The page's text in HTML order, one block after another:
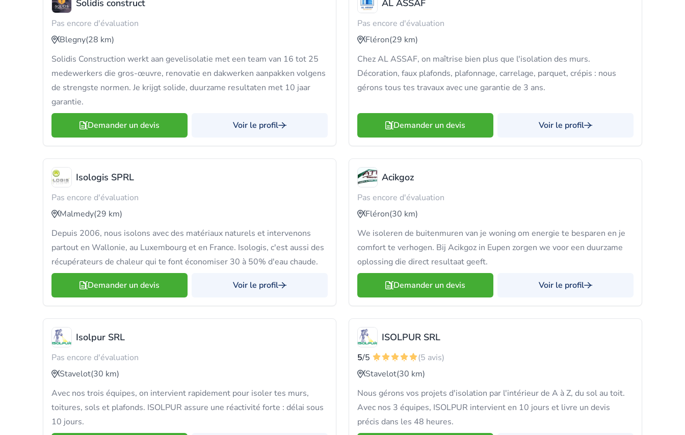
Solidis construct
Pas encore d'évaluation
Blegny(28 km)
Solidis Construction werkt aan gevelisolatie met een team van 16 tot 25
medewerkers die gros-œuvre, renovatie en dakwerken aanpakken volgens
de strengste normen. Je krijgt solide, duurzame resultaten met 10 jaar
garantie.
Demander un devis Voir le profil
AL ASSAF
Pas encore d'évaluation
Fléron(29 km)
Chez AL ASSAF, on maîtrise bien plus que l'isolation des murs.
Décoration, faux plafonds, plafonnage, carrelage, parquet, crépis : nous
gérons tous tes travaux avec une garantie de 3 ans.
Demander un devis Voir le profil
Isologis SPRL
Pas encore d'évaluation
Malmedy(29 km)
Depuis 2006, nous isolons avec des matériaux naturels et intervenons
partout en Wallonie, au Luxembourg et en France. Isologis, c'est aussi des
récupérateurs de chaleur qui te font économiser 30 à 50% d'eau chaude.
Demander un devis Voir le profil
Acikgoz
Pas encore d'évaluation
Fléron(30 km)
We isoleren de buitenmuren van je woning om energie te besparen en je
comfort te verhogen. Bij Acikgoz in Eupen zorgen we voor een duurzame
oplossing die direct resultaat geeft.
Demander un devis Voir le profil
Isolpur SRL
Pas encore d'évaluation
Stavelot(30 km)
Avec nos trois équipes, on intervient rapidement pour isoler tes murs,
toitures, sols et plafonds. ISOLPUR assure une réactivité forte : délai sous
10 jours.
ISOLPUR SRL
5/5
(5 avis)
Stavelot(30 km)
Nous gérons vos projets d'isolation par l'intérieur de A à Z, du sol au toit.
Avec nos 3 équipes, ISOLPUR intervient en 10 jours et livre un devis
précis dans les 48 heures.